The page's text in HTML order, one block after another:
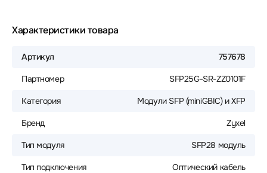
Характеристики товара
Артикул 757678
Партномер SFP25G-SR-ZZ0101F
Категория Модули SFP (miniGBIC) и XFP
Бренд Zyxel
Тип модуля SFP28 модуль
Тип подключения Оптический кабель